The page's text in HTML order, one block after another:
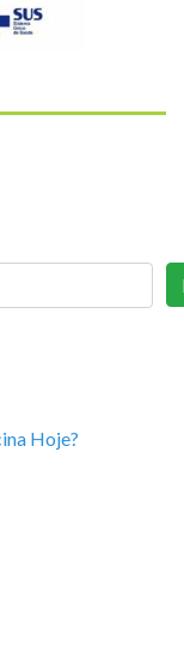
Hoje?